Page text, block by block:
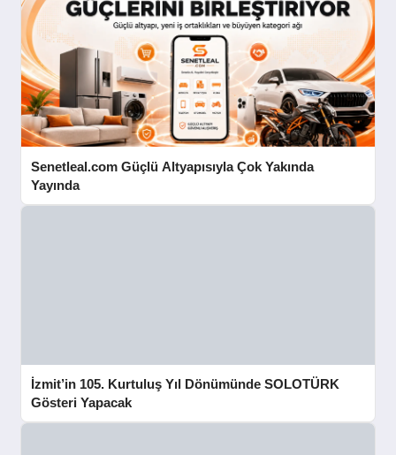
Senetleal.com Güçlü Altyapısıyla Çok Yakında
Yayında
İzmit’in 105. Kurtuluş Yıl Dönümünde SOLOTÜRK
Gösteri Yapacak